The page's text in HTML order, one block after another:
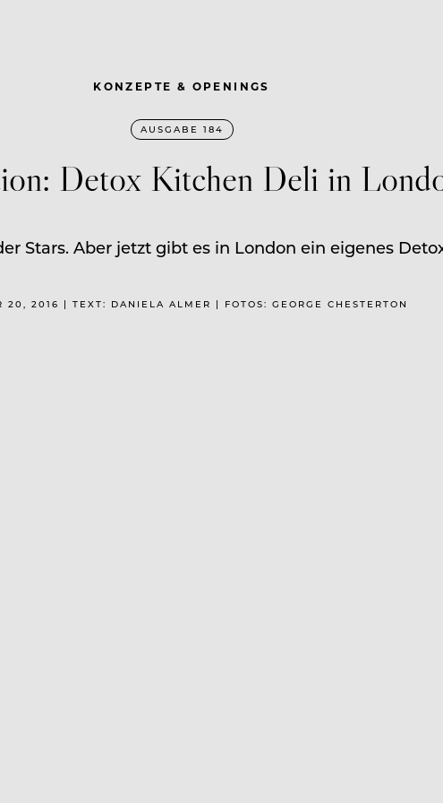
KONZEPTE & OPENINGS
AUSGABE 184
Detox Kitchen Deli in
Stars. Aber jetzt gibt es in London ein eigenes
20, 2016 | TEXT: DANIELA ALMER | FOTOS: GEORGE CHESTERTON